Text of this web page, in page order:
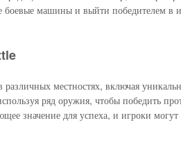
машины и выйти победителем в
различных местностях, включая
ряд оружия, чтобы победить
значение для успеха, и игроки могут